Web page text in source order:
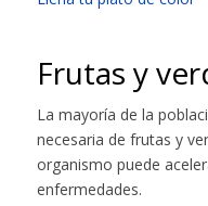
Frutas y
La mayoría de la
necesaria de frutas y
organismo puede
enfermedades.